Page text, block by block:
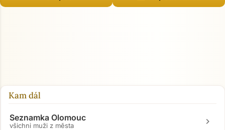
Kam dál
Seznamka Olomouc
všichni muži z města chevron_right